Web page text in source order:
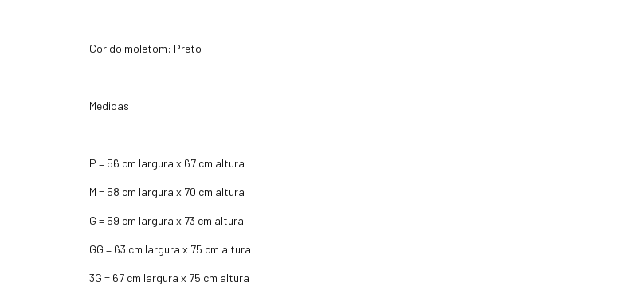
Cor do moletom: Preto
Medidas:
P = 56 cm largura x 67 cm altura
M = 58 cm largura x 70 cm altura
G = 59 cm largura x 73 cm altura
GG = 63 cm largura x 75 cm altura
3G = 67 cm largura x 75 cm altura